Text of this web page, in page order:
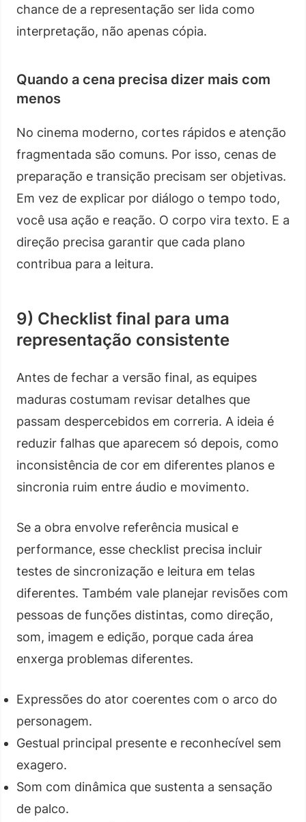
chance de a representação ser lida como
interpretação, não apenas cópia.
Quando a cena precisa dizer mais com
menos
No cinema moderno, cortes rápidos e atenção
fragmentada são comuns. Por isso, cenas de
preparação e transição precisam ser objetivas.
Em vez de explicar por diálogo o tempo todo,
você usa ação e reação. O corpo vira texto. E a
direção precisa garantir que cada plano
contribua para a leitura.
9) Checklist final para uma
representação consistente
Antes de fechar a versão final, as equipes
maduras costumam revisar detalhes que
passam despercebidos em correria. A ideia é
reduzir falhas que aparecem só depois, como
inconsistência de cor em diferentes planos e
sincronia ruim entre áudio e movimento.
Se a obra envolve referência musical e
performance, esse checklist precisa incluir
testes de sincronização e leitura em telas
diferentes. Também vale planejar revisões com
pessoas de funções distintas, como direção,
som, imagem e edição, porque cada área
enxerga problemas diferentes.
Expressões do ator coerentes com o arco do
personagem.
Gestual principal presente e reconhecível sem
exagero.
Som com dinâmica que sustenta a sensação
de palco.